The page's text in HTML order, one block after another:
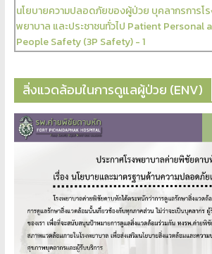
สิ่งแวดล้อมในการดูแลผู้ป่วย (ENV)